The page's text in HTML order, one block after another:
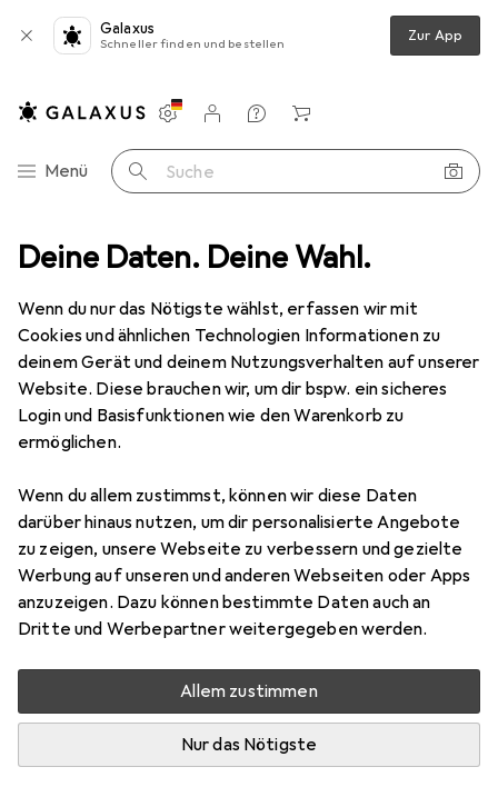
Deine Daten. Deine Wahl.
Wenn du nur das Nötigste wählst, erfassen wir mit
Cookies und ähnlichen Technologien Informationen zu
deinem Gerät und deinem Nutzungsverhalten auf unserer
Website. Diese brauchen wir, um dir bspw. ein sicheres
Login und Basisfunktionen wie den Warenkorb zu
ermöglichen.
Wenn du allem zustimmst, können wir diese Daten
darüber hinaus nutzen, um dir personalisierte Angebote
zu zeigen, unsere Webseite zu verbessern und gezielte
Werbung auf unseren und anderen Webseiten oder Apps
anzuzeigen. Dazu können bestimmte Daten auch an
Dritte und Werbepartner weitergegeben werden.
Allem zustimmen
Nur das Nötigste
Galaxus
Schneller finden und bestellen Zur App
Navigation nach Kategorien
Menü Suche
Einstellungen
Kundenkonto
Vergleichslisten
Merklisten
Warenkorb
Boote Luftpumpe Happy People Elektronische Luftpumpe
Happy People Elektronische
Luftpumpe
Preis in EUR inkl. MwSt.
EUR
38,39
Bewertungen Marke
Mehr von Happy People
Zwischen Mi, 12.8. und Do, 13.8. geliefert
5 Stück an Lager beim Drittanbieter
Lieferort angeben für genaue Lieferzeit
i